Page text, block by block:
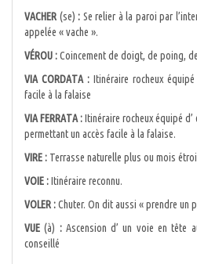
VACHER (se) : Se relier à la paroi par
appelée « vache ».
VÉROU :Coincement de doigt, de poing,
VIA CORDATA : Itinéraire rocheux
facile à la falaise
VIA FERRATA :Itinéraire rocheux équipé
permettant un accès facile à la falaise.
VIRE : Terrasse naturelle plus ou mois
VOIE :Itinéraire reconnu.
VOLER :Chuter. On dit aussi « prendre un
VUE (à) :Ascension d’ un voie en tête
conseillé